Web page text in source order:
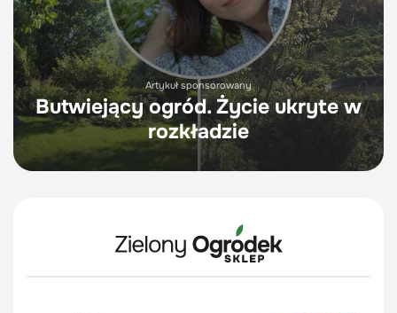
Artykuł sponsorowany
Butwiejący ogród. Życie ukryte w
rozkładzie